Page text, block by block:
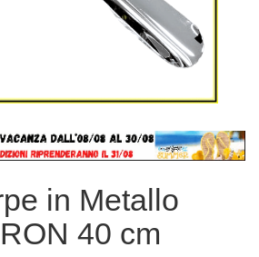
in Metallo
40 cm